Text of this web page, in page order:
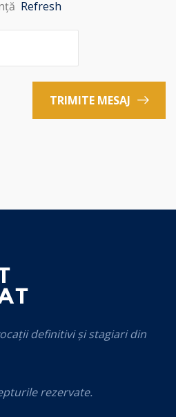
Refresh
TRIMITE MESAJ
definitivi și stagiari din
rezervate.